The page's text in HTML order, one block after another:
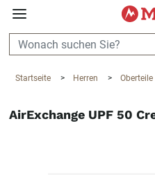
360°
Startseite > Herren > Oberteile
AirExchange UPF 50